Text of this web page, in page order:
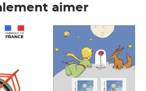
aimer
Prix 7,50€